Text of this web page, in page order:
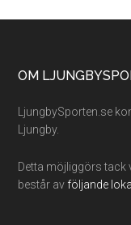
Footer
OM
LjungbySporten.se
Ljungby.
Detta möjliggörs tack
består av följande